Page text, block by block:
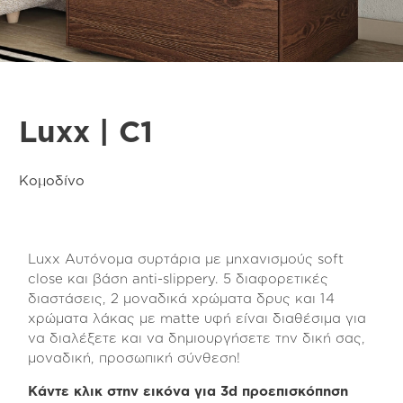
Luxx | C1
Κομοδίνο
Luxx Αυτόνομα συρτάρια με μηχανισμούς soft
close και βάση anti-slippery. 5 διαφορετικές
διαστάσεις, 2 μοναδικά χρώματα δρυς και 14
χρώματα λάκας με matte υφή είναι διαθέσιμα για
να διαλέξετε και να δημιουργήσετε την δική σας,
μοναδική, προσωπική σύνθεση!
Κάντε κλικ στην εικόνα για 3d προεπισκόπηση